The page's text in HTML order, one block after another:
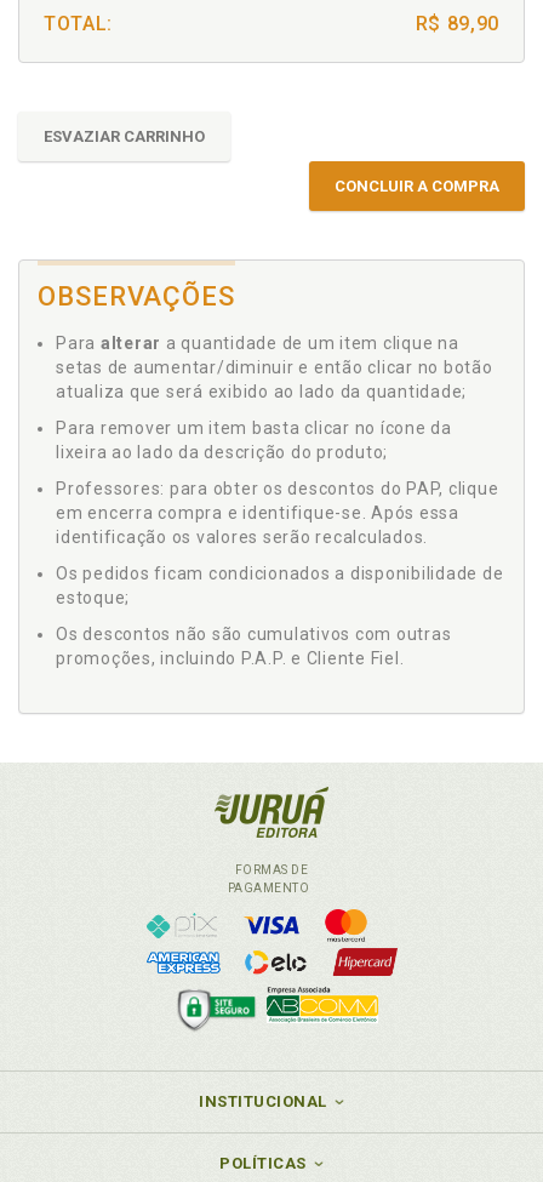
TOTAL: R$ 89,90
ESVAZIAR CARRINHO
CONCLUIR A COMPRA
OBSERVAÇÕES
Para alterar a quantidade de um item clique na
setas de aumentar/diminuir e então clicar no botão
atualiza que será exibido ao lado da quantidade;
Para remover um item basta clicar no ícone da
lixeira ao lado da descrição do produto;
Professores: para obter os descontos do PAP, clique
em encerra compra e identifique-se. Após essa
identificação os valores serão recalculados.
Os pedidos ficam condicionados a disponibilidade de
estoque;
Os descontos não são cumulativos com outras
promoções, incluindo P.A.P. e Cliente Fiel.
FORMAS DE
PAGAMENTO
INSTITUCIONAL
POLÍTICAS